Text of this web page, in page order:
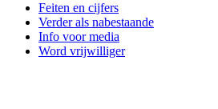
Feiten en cijfers
Verder als nabestaande
Info voor media
Word vrijwilliger